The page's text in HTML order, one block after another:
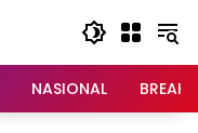
NASIONAL